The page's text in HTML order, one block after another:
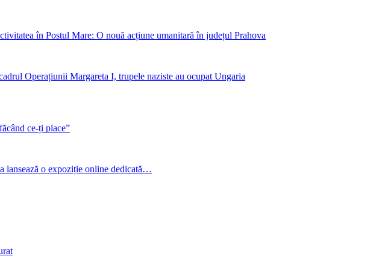
în Postul Mare: O nouă acțiune umanitară în județul Prahova
Operațiunii Margareta I, trupele naziste au ocupat Ungaria
ce-ți place”
lansează o expoziție online dedicată…